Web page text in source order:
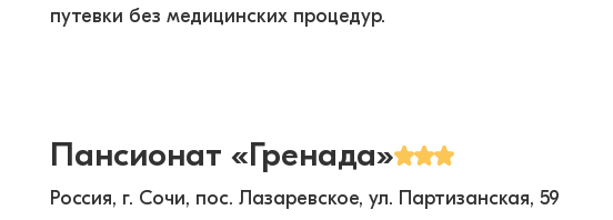
путевки без медицинских процедур.
Пансионат «Гренада»
Россия, г. Сочи, пос. Лазаревское, ул. Партизанская, 59